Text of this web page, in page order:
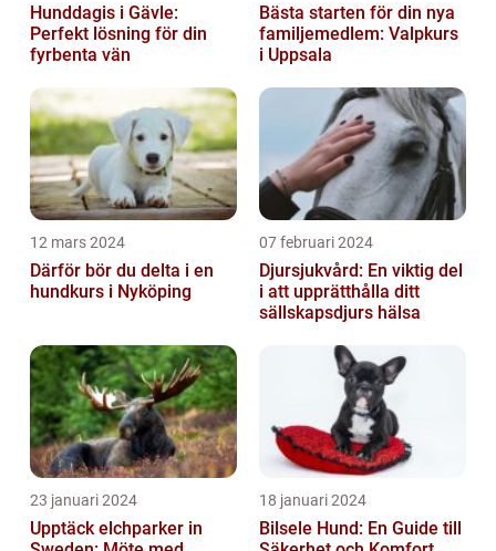
Hunddagis i Gävle:
Perfekt lösning för din
fyrbenta vän
Bästa starten för din nya
familjemedlem: Valpkurs
i Uppsala
12 mars 2024
Därför bör du delta i en
hundkurs i Nyköping
07 februari 2024
Djursjukvård: En viktig del
i att upprätthålla ditt
sällskapsdjurs hälsa
23 januari 2024
Upptäck elchparker in
18 januari 2024
Bilsele Hund: En Guide till